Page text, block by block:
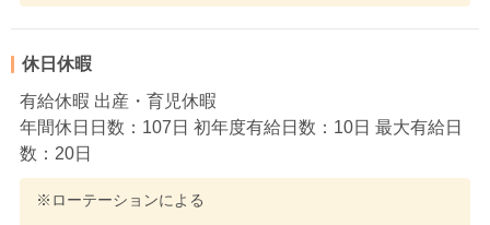
休日休暇
有給休暇 出産・育児休暇
年間休日日数：107日 初年度有給日数：10日 最大有給日
数：20日
※ローテーションによる